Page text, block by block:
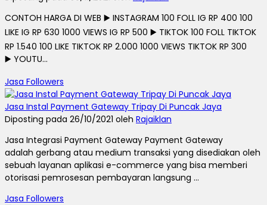
CONTOH HARGA DI WEB ▶️ INSTAGRAM 100 FOLL IG RP 400 100
LIKE IG RP 630 1000 VIEWS IG RP 500 ▶️ TIKTOK 100 FOLL TIKTOK
RP 1.540 100 LIKE TIKTOK RP 2.000 1000 VIEWS TIKTOK RP 300
▶️ YOUTU...
Jasa Followers
Jasa Instal Payment Gateway Tripay Di Puncak Jaya
Diposting pada 26/10/2021 oleh Rajaiklan
Jasa Integrasi Payment Gateway Payment Gateway
adalah gerbang atau medium transaksi yang disediakan oleh
sebuah layanan aplikasi e-commerce yang bisa memberi
otorisasi pemrosesan pembayaran langsung ...
Jasa Followers